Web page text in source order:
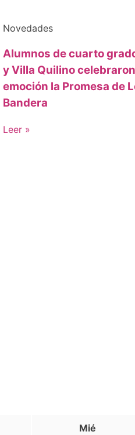
Novedades
Alumnos de cuarto
y Villa Quilino
emoción la Promesa de
Bandera
Leer »
Mié